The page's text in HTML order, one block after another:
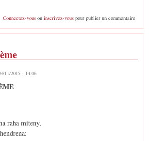
de Saumon farci aux petits légumes
Connectez-vousou inscrivez-vouspour publier un commentaire
11/2015 - 14:06
raha miteny,